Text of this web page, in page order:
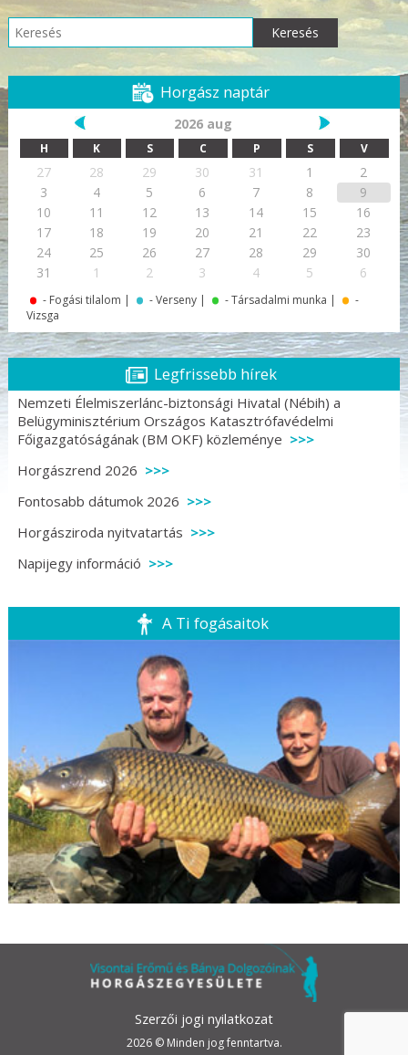
Keresés:
Horgász naptár
2026 aug
H K S C P S V
27 28 29 30 31 1
2
3
4 5 6 7 8
9
10
11 12 13 14 15
16
17
18 19 20 21 22
23
24
25 26 27 28 29
30
31
1 2 3 4 5 6
.- Fogási tilalom | .- Verseny | . - Társadalmi munka | . -
Vizsga
Legfrissebb hírek
Nemzeti Élelmiszerlánc-biztonsági Hivatal (Nébih) a
Belügyminisztérium Országos Katasztrófavédelmi
Főigazgatóságának (BM OKF) közleménye
Horgászrend 2026
Fontosabb dátumok 2026
Horgásziroda nyitvatartás
Napijegy információ
A Ti fogásaitok
Szerzői jogi nyilatkozat
2026 © Minden jog fenntartva.